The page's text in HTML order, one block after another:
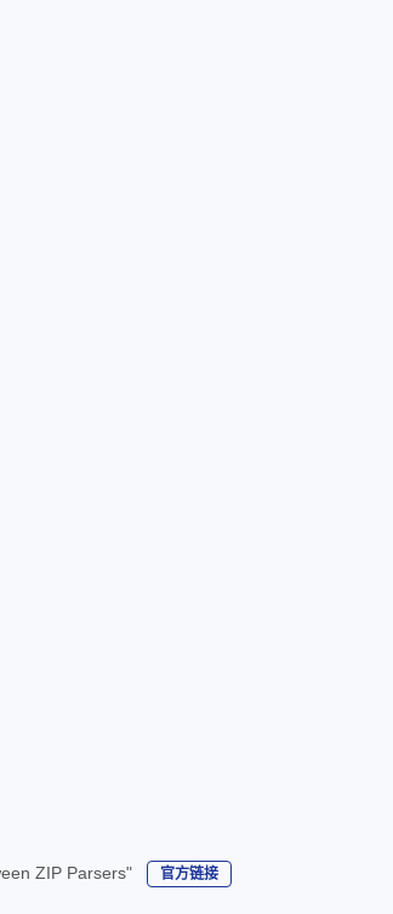
ZIP Parsers" 官方链接